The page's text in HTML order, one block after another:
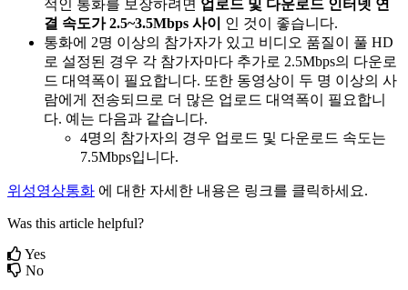
적인 통화를 보 장하려 면 업 로드 및 다운로드 인터 넷 연
결 속도가 2.5~3.5Mbps 사이 인 것이 좋습니 다.
통화에 2명 이 상의 참가자가 있 고 비 디 오 품질이 풀 HD
로 설정된 경우 각 참가자마다 추가로 2.5Mbps의 다운로
드 대 역폭이 필 요합니 다. 또한 동영상이 두 명 이 상의 사
람에 게 전 송되 므 로 더 많은 업 로 드 대 역폭이 필 요합니
다. 예 는 다음과 같습니 다.
4명의 참가자의 경우 업 로 드 및 다운로 드 속도는
7.5Mbps입니 다.
위 성영상통화 에 대 한 자세 한 내 용은 링 크를 클릭하세 요.
Was this article helpful?
Yes
No